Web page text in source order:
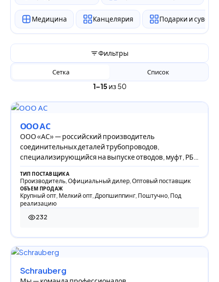
Медицина Канцелярия Подарки и
Фильтры
1–15 из 50
Сетка Список
ООО АС
ООО «АС» — российский производитель
соединительных деталей трубопроводов,
специализирующийся на выпуске отводов, муфт, РБС
и оцинкованных из
ТИП ПОСТАВЩИКА
Производитель, Официальный дилер, Оптовый поставщик
ОБЪЕМ ПРОДАЖ
Крупный опт, Мелкий опт, Дропшиппинг, Поштучно, Под
реализацию
232
232 просмотра
Schrauberg